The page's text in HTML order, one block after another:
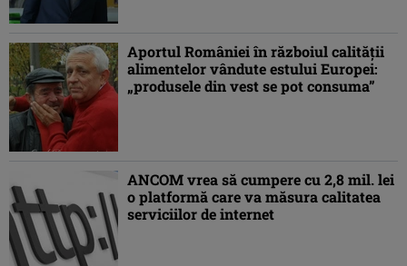
Aportul României în războiul calităţii
alimentelor vândute estului Europei:
„produsele din vest se pot consuma”
ANCOM vrea să cumpere cu 2,8 mil. lei
o platformă care va măsura calitatea
serviciilor de internet